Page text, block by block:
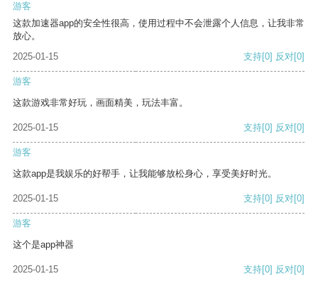
游客
这款加速器app的安全性很高，使用过程中不会泄露个人信息，让我非常
放心。
2025-01-15
支持[0] 反对[0]
游客
这款游戏非常好玩，画面精美，玩法丰富。
2025-01-15 支持[0] 反对[0]
游客
这款app是我娱乐的好帮手，让我能够放松身心，享受美好时光。
2025-01-15 支持[0] 反对[0]
游客
这个是app神器
2025-01-15 支持[0] 反对[0]